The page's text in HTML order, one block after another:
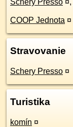
Schery Presso ¤,
COOP Jednota ¤
Stravovanie
Schery Presso ¤
Turistika
komín ¤